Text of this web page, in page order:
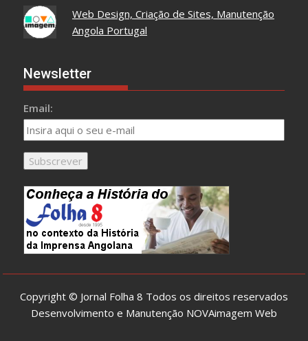
Web Design, Criação de Sites, Manutenção
Angola Portugal
Newsletter
Email:
Copyright © Jornal Folha 8 Todos os direitos reservados
Desenvolvimento e Manutenção NOVAimagem Web